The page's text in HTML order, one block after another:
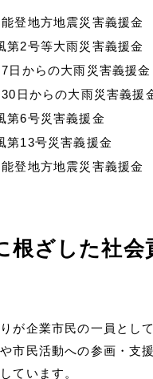
登地方地震災害義援金
第2号等大雨災害義援金
日からの大雨災害義援金
日からの大雨災害義援
第6号災害義援金
第13号災害義援金
登地方地震災害義援金
根ざした社会
が企業市⺠の⼀員とし
市⺠活動への参画・⽀
ています。